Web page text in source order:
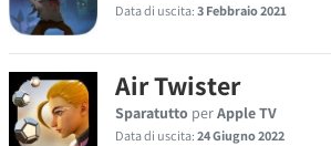
Data di uscita:3 Febbraio 2021
Air Twister
Sparatutto perApple TV
Data di uscita:24 Giugno 2022